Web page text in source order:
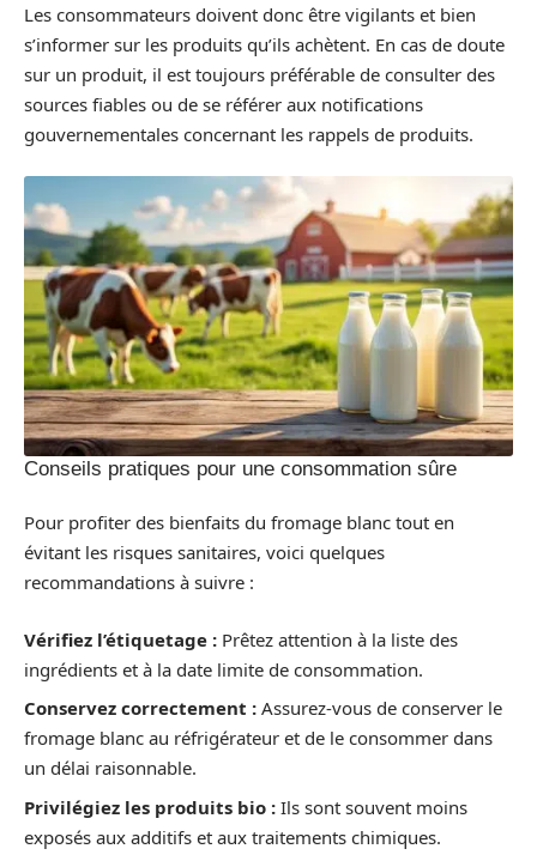
Les consommateurs doivent donc être vigilants et bien
s’informer sur les produits qu’ils achètent. En cas de doute
sur un produit, il est toujours préférable de consulter des
sources fiables ou de se référer aux notifications
gouvernementales concernant les rappels de produits.
Conseils pratiques pour une consommation sûre
Pour profiter des bienfaits du fromage blanc tout en
évitant les risques sanitaires, voici quelques
recommandations à suivre :
Vérifiez l’étiquetage : Prêtez attention à la liste des
ingrédients et à la date limite de consommation.
Conservez correctement : Assurez-vous de conserver le
fromage blanc au réfrigérateur et de le consommer dans
un délai raisonnable.
Privilégiez les produits bio : Ils sont souvent moins
exposés aux additifs et aux traitements chimiques.